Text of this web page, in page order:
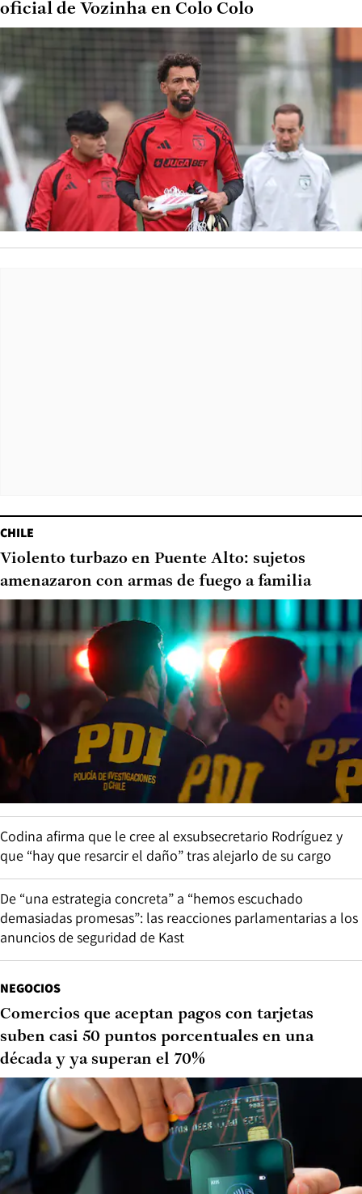
oficial de Vozinha en Colo Colo
CHILE
Violento turbazo en Puente Alto: sujetos
amenazaron con armas de fuego a familia
Codina afirma que le cree al exsubsecretario Rodríguez y
que “hay que resarcir el daño” tras alejarlo de su cargo
De “una estrategia concreta” a “hemos escuchado
demasiadas promesas”: las reacciones parlamentarias a los
anuncios de seguridad de Kast
NEGOCIOS
Comercios que aceptan pagos con tarjetas
suben casi 50 puntos porcentuales en una
década y ya superan el 70%